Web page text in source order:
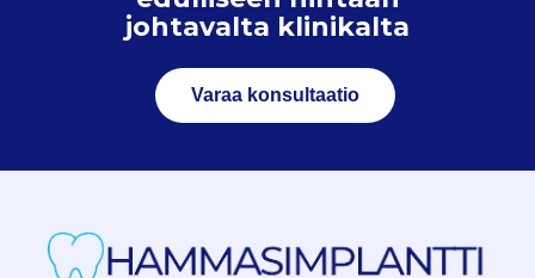
johtavalta klinikalta
Varaa konsultaatio